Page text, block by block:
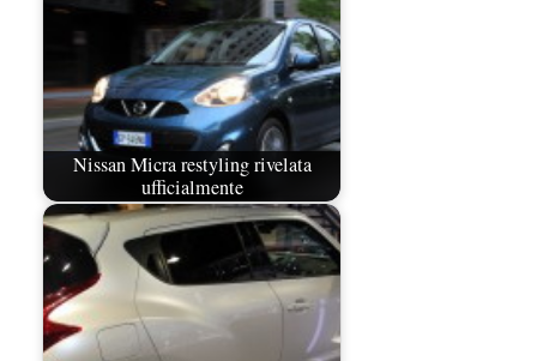
Nissan Micra restyling rivelata
ufficialmente